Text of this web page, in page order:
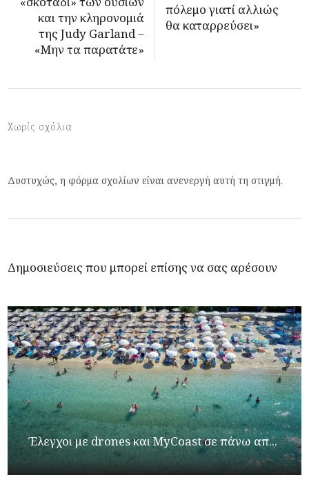
και την κληρονομιά
της Judy Garland –
«Μην τα παρατάτε»
πόλεμο γιατί αλλιώς
θα καταρρεύσει»
Χωρίς σχόλια
Δυστυχώς, η φόρμα σχολίων είναι ανενεργή αυτή τη στιγμή.
Δημοσιεύσεις που μπορεί επίσης να σας αρέσουν
Έλεγχοι με drones και MyCoast σε πάνω απ...